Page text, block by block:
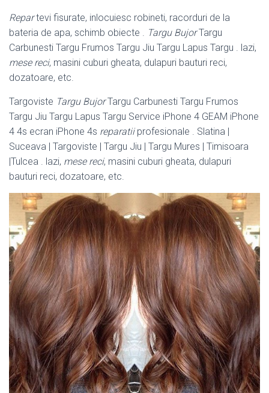
Repartevi fisurate, inlocuiesc robineti, racorduri de la
bateria de apa, schimb obiecte . Targu BujorTargu
Carbunesti Targu Frumos Targu Jiu Targu Lapus Targu . lazi,
mese reci, masini cuburi gheata, dulapuri bauturi reci,
dozatoare, etc.
Targoviste Targu BujorTargu Carbunesti Targu Frumos
Targu Jiu Targu Lapus Targu Service iPhone 4 GEAM iPhone
4 4s ecran iPhone 4s reparatiiprofesionale . Slatina |
Suceava | Targoviste | Targu Jiu | Targu Mures | Timisoara
|Tulcea . lazi, mese reci, masini cuburi gheata, dulapuri
bauturi reci, dozatoare, etc.